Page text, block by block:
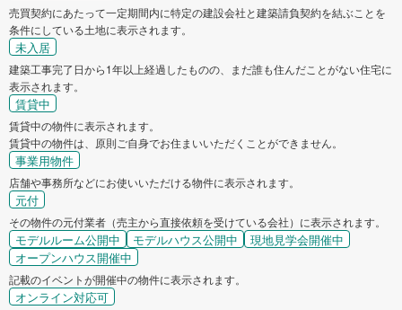
売買契約にあたって一定期間内に特定の建設会社と建築請負契約を結ぶことを
条件にしている土地に表示されます。
未入居
建築工事完了日から1年以上経過したものの、まだ誰も住んだことがない住宅に
表示されます。
賃貸中
賃貸中の物件に表示されます。
賃貸中の物件は、原則ご自身でお住まいいただくことができません。
事業用物件
店舗や事務所などにお使いいただける物件に表示されます。
元付
その物件の元付業者（売主から直接依頼を受けている会社）に表示されます。
モデルルーム公開中 モデルハウス公開中
現地見学会開催中
オープンハウス開催中
記載のイベントが開催中の物件に表示されます。
オンライン対応可